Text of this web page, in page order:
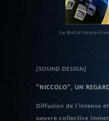
La Bulle
[SOUND DESIGN]
"NICCOLO", UN
Diffusion de l'intense
oeuvre collective